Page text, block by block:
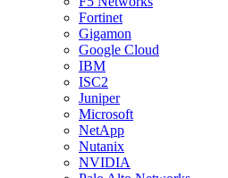
Fortinet
Gigamon
Google Cloud
IBM
ISC2
Juniper
Microsoft
NetApp
Nutanix
NVIDIA